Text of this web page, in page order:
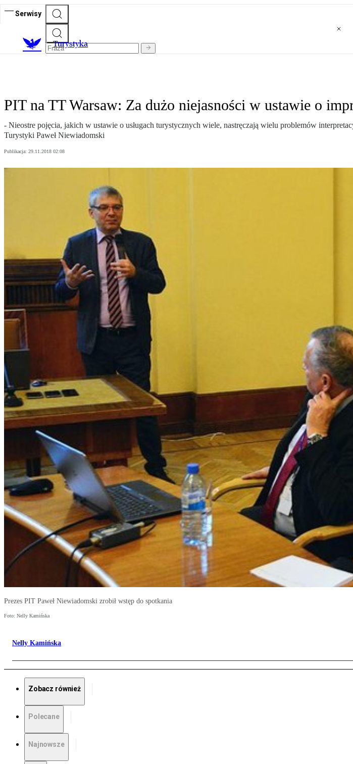
Serwisy
Turystyka
PIT na TT Warsaw: Za dużo niejasności w ustawie o
- Nieostre pojęcia, jakich w ustawie o usługach turystycznych wiele, nastręczają wielu problemów
Turystyki Paweł Niewiadomski
Publikacja: 29.11.2018 02:08
Prezes PIT Paweł Niewiadomski zrobił wstęp do spotkania
Foto: Nelly Kamińska
Nelly Kamińska
Zobacz również
Polecane
Najnowsze